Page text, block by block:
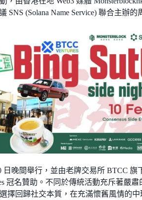
SNS (Solana Name Service) 聯合主辦的
日晚間舉行，並由老牌交易所 BTCC 旗
冠名贊助。不同於傳統活動充斥著嚴肅
擇回歸社交本質，在充滿懷舊風情的中